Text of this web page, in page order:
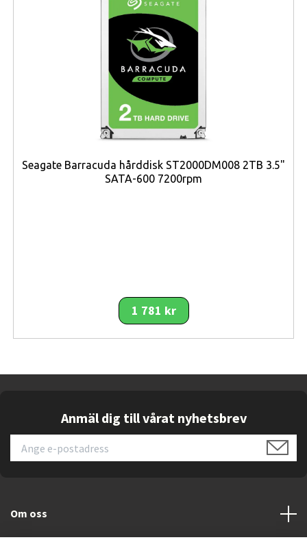
Seagate Barracuda hårddisk ST2000DM008 2TB 3.5"
SATA-600 7200rpm
1 781 kr
Anmäl dig till vårat nyhetsbrev
Om oss